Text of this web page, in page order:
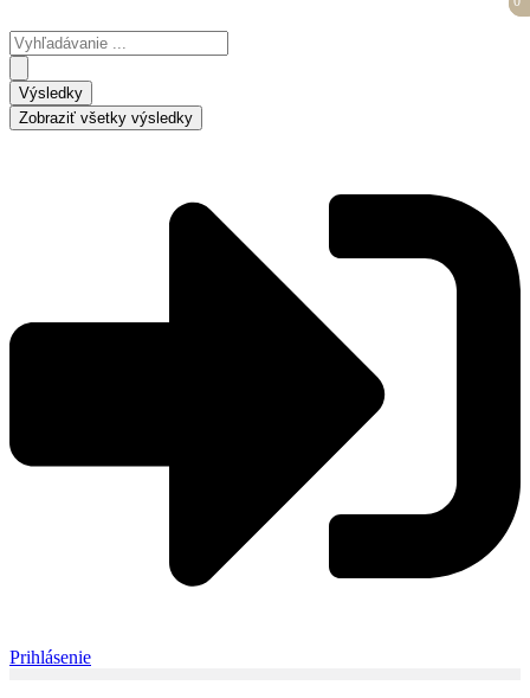
na
obsah
Search
...
Výsledky
Zobraziť všetky výsledky
Prihlásenie